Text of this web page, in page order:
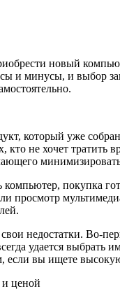
новый
и минусы, и выбор
который уже
кто не хочет
компьютер, покупка
просмотр
недостатки. Во-
удается выбрать
если вы ищете
и ценой